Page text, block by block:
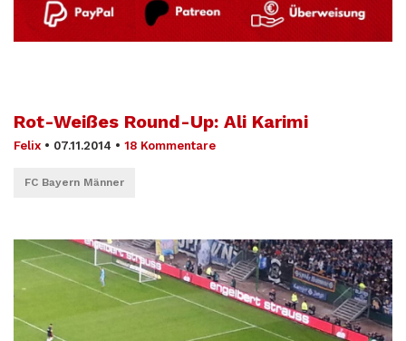
Rot-Weißes Round-Up: Ali Karimi
Felix • 07.11.2014 • 18 Kommentare
FC Bayern Männer